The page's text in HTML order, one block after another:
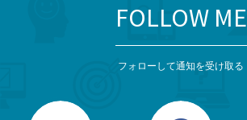
FOLLOW ME
フォローして通知を受け取る